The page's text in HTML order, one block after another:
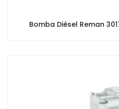
Bomba Diésel Reman